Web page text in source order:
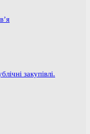
закупівлі.